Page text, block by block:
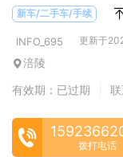
新车/二手车/手续
INFO_695 更新于
涪陵
有效期：已过期
拨打电话